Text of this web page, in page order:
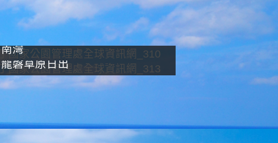
南灣
龍磐草原日出